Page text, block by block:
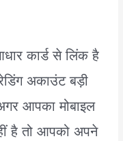
कार्ड से लिंक है
अकाउंट बड़ी
आपका मोबाइल
है तो आपको अपने